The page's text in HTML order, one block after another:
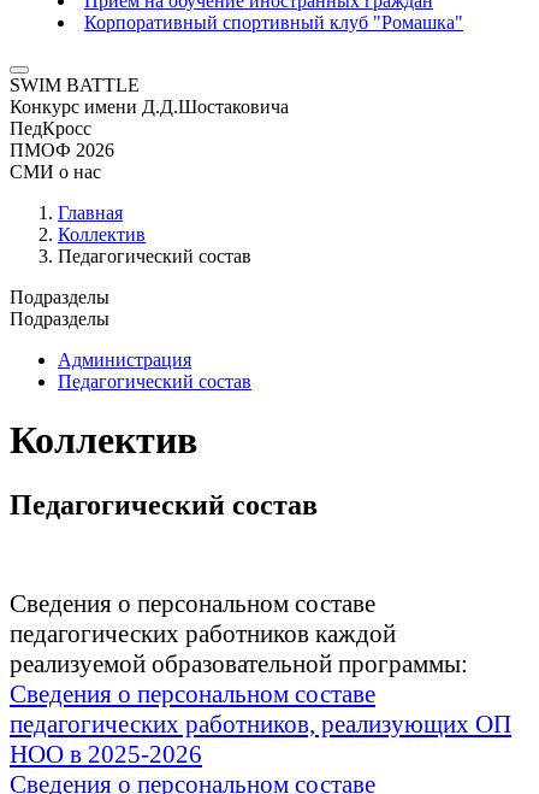
Корпоративный спортивный клуб "Ромашка"
SWIM BATTLE
Конкурс имени Д.Д.Шостаковича
ПедКросс
ПМОФ 2026
СМИ о нас
Главная
Коллектив
Педагогический состав
Подразделы
Подразделы
Администрация
Педагогический состав
Коллектив
Педагогический состав
Сведения о персональном составе
педагогических работников каждой
реализуемой образовательной программы:
Сведения о персональном составе
педагогических работников, реализующих ОП
НОО в 2025-2026
Сведения о персональном составе